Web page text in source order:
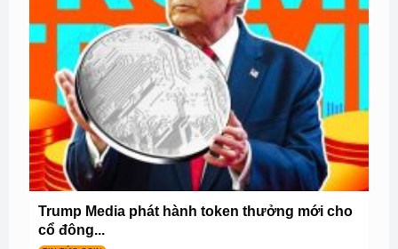
Trump Media phát hành token thưởng mới cho
cổ đông...